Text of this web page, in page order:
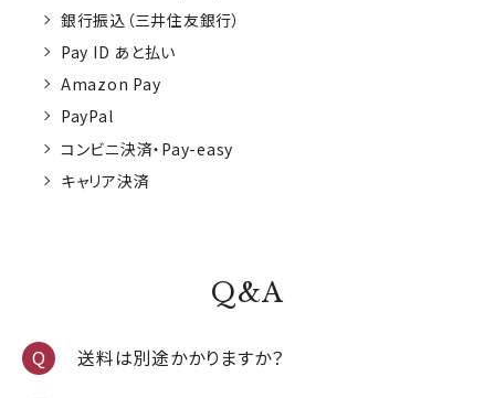
銀行振込（三井住友銀行）
Pay ID あと払い
Amazon Pay
PayPal
コンビニ決済・Pay-easy
キャリア決済
Q&A
送料は別途かかりますか？